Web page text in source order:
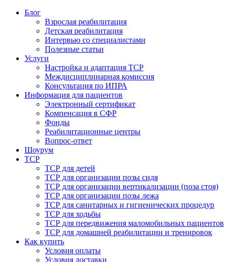
Блог
Взрослая реабилитация
Детская реабилитация
Интервью со специалистами
Полезные статьи
Услуги
Настройка и адаптация ТСР
Междисциплинарная комиссия
Консультация по ИПРА
Информация для пациентов
Электронный сертификат
Компенсация в СФР
Фонды
Реабилитационные центры
Вопрос-ответ
Шоурум
ТСР
ТСР для детей
ТСР для организации позы сидя
ТСР для организации вертикализации (поза стоя)
ТСР для организации позы лежа
ТСР для санитарных и гигиенических процедур
ТСР для ходьбы
ТСР для передвижения маломобильных пациентов
ТСР для домашней реабилитации и тренировок
Как купить
Условия оплаты
Условия доставки